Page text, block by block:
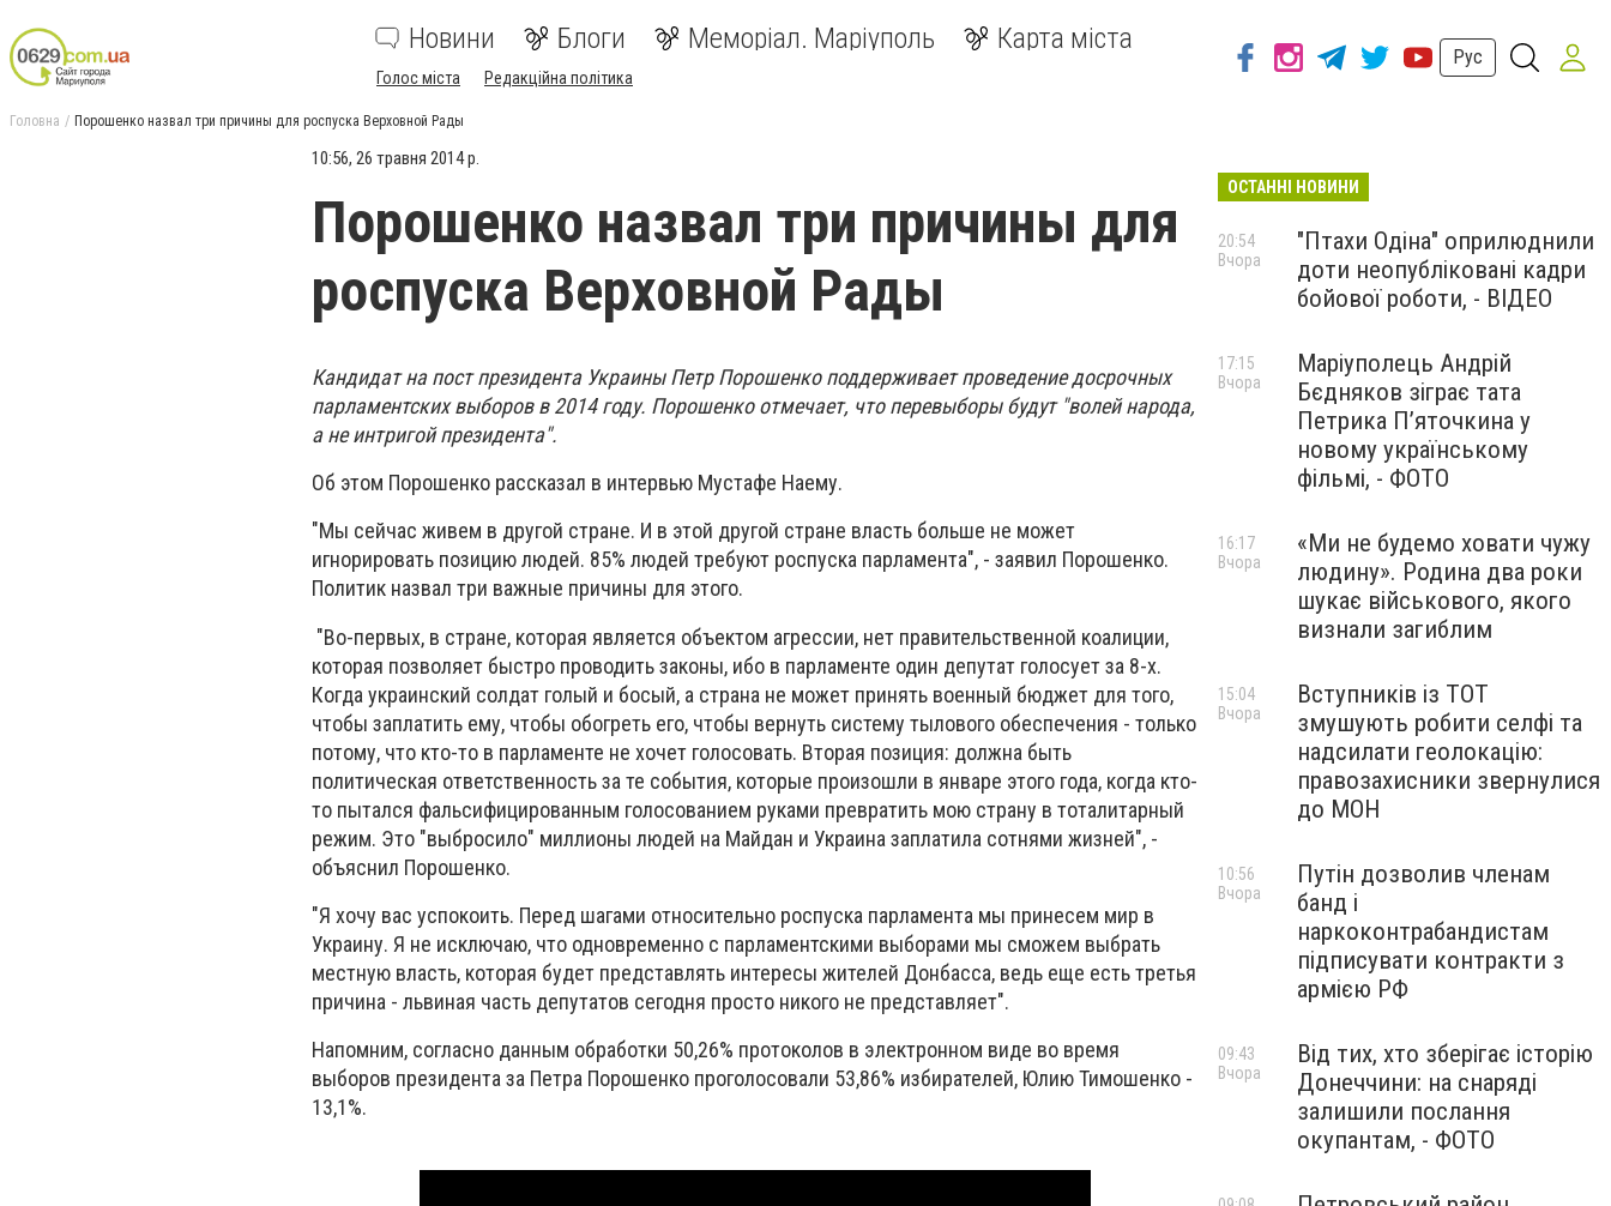
Новини Блоги Меморіал. Маріуполь Карта міста
Голос міста Редакційна політика
Рус
Головна Порошенко назвал три причины для роспуска Верховной Рады
10:56, 26 травня 2014 р.
Порошенко назвал три причины для
роспуска Верховной Рады
Кандидат на пост президента Украины Петр Порошенко поддерживает проведение досрочных
парламентских выборов в 2014 году. Порошенко отмечает, что перевыборы будут "волей народа,
а не интригой президента".
Об этом Порошенко рассказал в интервью Мустафе Наему.
"Мы сейчас живем в другой стране. И в этой другой стране власть больше не может
игнорировать позицию людей. 85% людей требуют роспуска парламента", - заявил Порошенко.
Политик назвал три важные причины для этого.
"Во-первых, в стране, которая является объектом агрессии, нет правительственной коалиции,
которая позволяет быстро проводить законы, ибо в парламенте один депутат голосует за 8-х.
Когда украинский солдат голый и босый, а страна не может принять военный бюджет для того,
чтобы заплатить ему, чтобы обогреть его, чтобы вернуть систему тылового обеспечения - только
потому, что кто-то в парламенте не хочет голосовать. Вторая позиция: должна быть
политическая ответственность за те события, которые произошли в январе этого года, когда кто-
то пытался фальсифицированным голосованием руками превратить мою страну в тоталитарный
режим. Это "выбросило" миллионы людей на Майдан и Украина заплатила сотнями жизней", -
объяснил Порошенко.
"Я хочу вас успокоить. Перед шагами относительно роспуска парламента мы принесем мир в
Украину. Я не исключаю, что одновременно с парламентскими выборами мы сможем выбрать
местную власть, которая будет представлять интересы жителей Донбасса, ведь еще есть третья
причина - львиная часть депутатов сегодня просто никого не представляет".
Напомним, согласно данным обработки 50,26% протоколов в электронном виде во время
выборов президента за Петра Порошенко проголосовали 53,86% избирателей, Юлию Тимошенко -
13,1%.
ОСТАННІ НОВИНИ
"Птахи Одіна" оприлюднили
доти неопубліковані кадри
бойової роботи, - ВІДЕО
20:54
Вчора
Маріуполець Андрій
Бєдняков зіграє тата
Петрика П’яточкина у
новому українському
фільмі, - ФОТО
17:15
Вчора
«Ми не будемо ховати чужу
людину». Родина два роки
шукає військового, якого
визнали загиблим
16:17
Вчора
Вступників із ТОТ
змушують робити селфі та
надсилати геолокацію:
правозахисники звернулися
до МОН
15:04
Вчора
Путін дозволив членам
банд і
наркоконтрабандистам
підписувати контракти з
армією РФ
10:56
Вчора
Від тих, хто зберігає історію
Донеччини: на снаряді
залишили послання
окупантам, - ФОТО
09:43
Вчора